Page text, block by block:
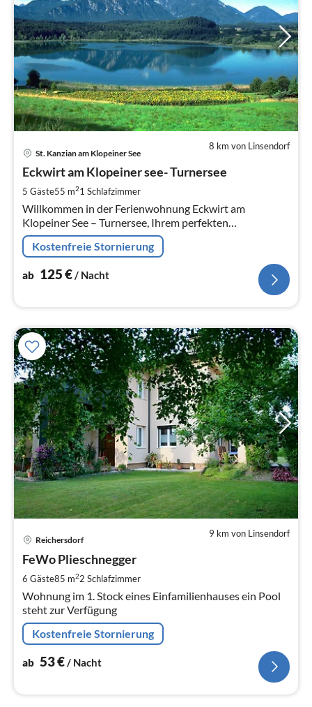
8 km von Linsendorf
St. Kanzian am Klopeiner See
Eckwirt am Klopeiner see- Turnersee
5 Gäste55 m21 Schlafzimmer
Willkommen in der Ferienwohnung Eckwirt am
Klopeiner See – Turnersee, Ihrem perfekten
Rückzugsort in
Kostenfreie Stornierung
ab 125€/ Nacht
9 km von Linsendorf
Reichersdorf
FeWo Plieschnegger
6 Gäste85 m22 Schlafzimmer
Wohnung im 1. Stock eines Einfamilienhauses ein Pool
steht zur Verfügung
Kostenfreie Stornierung
ab 53€/ Nacht